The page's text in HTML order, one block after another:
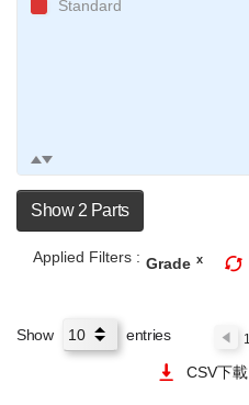
Standard
Show 2 Parts
Applied Filters : Grade x
Show entries 1
CSV下載